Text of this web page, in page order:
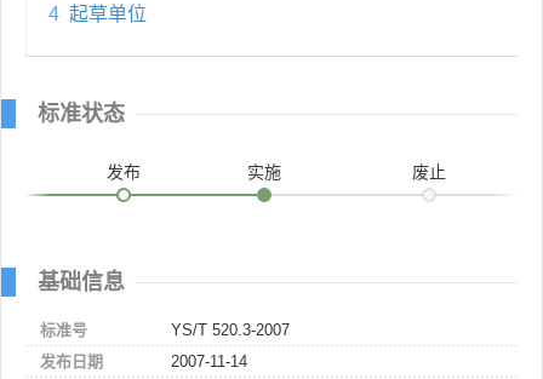
4 起草单位
标准状态
发布 实施 废止
基础信息
标准号
YS/T 520.3-2007
发布日期
2007-11-14